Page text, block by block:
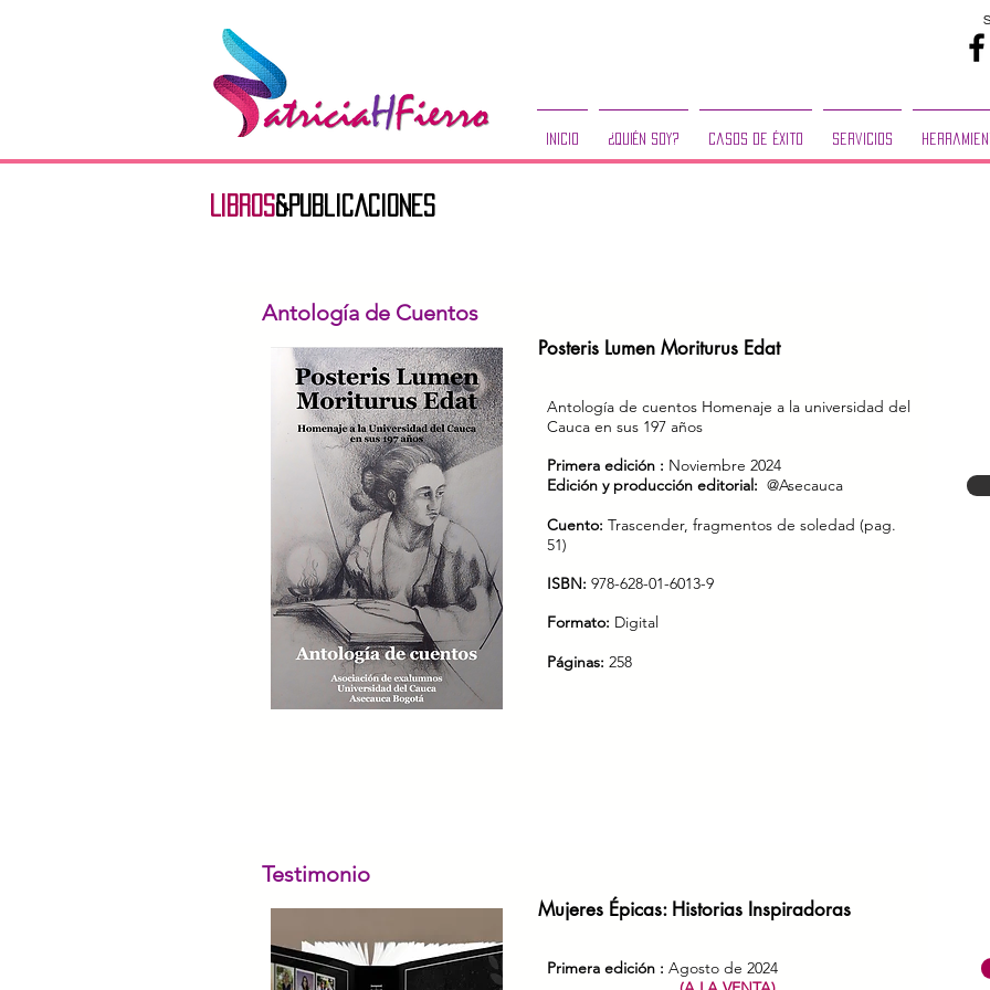
Inicio ¿Quién Soy? Casos de Éxito Servicios
Libros&Publicaciones
Antología de Cuentos
Posteris Lumen Moriturus Edat
Antología de cuentos Homenaje a la universidad del
Cauca en sus 197 años
Primera edición : Noviembre 2024
Edición y producción editorial: @Asecauca
Cuento: Trascender, fragmentos de soledad (pag.
51)
ISBN: 978-628-01-6013-9
Formato: Digital
Páginas: 258
Testimonio
Mujeres Épicas: Historias Inspiradoras
Primera edición : Agosto de 2024